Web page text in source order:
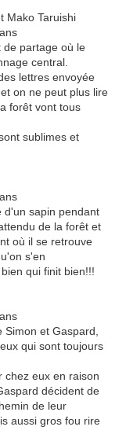
Mako Taruishi
de partage où le
central.
lettres envoyée
on ne peut plus lire
forêt vont tous
sublimes et
d'un sapin pendant
de la forêt et
où il se retrouve
s'en
qui finit bien!!!
et Gaspard,
qui sont toujours
chez eux en raison
décident de
de leur
aussi gros fou rire